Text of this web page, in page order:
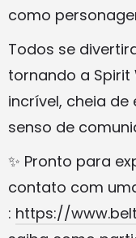
como
Todos se
tornando a Spirit
incrível, cheia
senso de
✨ Pronto para
contato com
: https://